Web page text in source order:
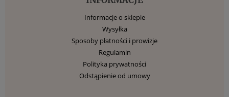
Informacje o sklepie
Wysyłka
Sposoby płatności i prowizje
Regulamin
Polityka prywatności
Odstąpienie od umowy